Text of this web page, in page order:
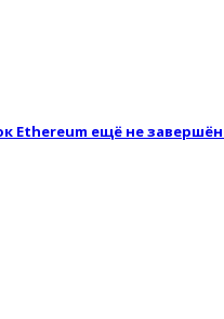
Ethereum ещё не